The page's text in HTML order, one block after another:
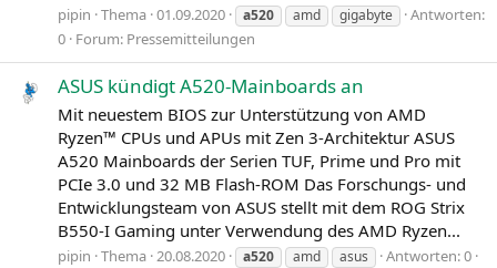
pipin Thema 01.09.2020 a520 amd gigabyte
Antworten:
0 Forum: Pressemitteilungen
ASUS kündigt A520-Mainboards an
Mit neuestem BIOS zur Unterstützung von AMD
Ryzen™ CPUs und APUs mit Zen 3‑Architektur ASUS
A520 Mainboards der Serien TUF, Prime und Pro mit
PCIe 3.0 und 32 MB Flash-ROM Das Forschungs- und
Entwicklungsteam von ASUS stellt mit dem ROG Strix
B550‑I Gaming unter Verwendung des AMD Ryzen...
pipin Thema 20.08.2020 a520 amd asus
Antworten: 0